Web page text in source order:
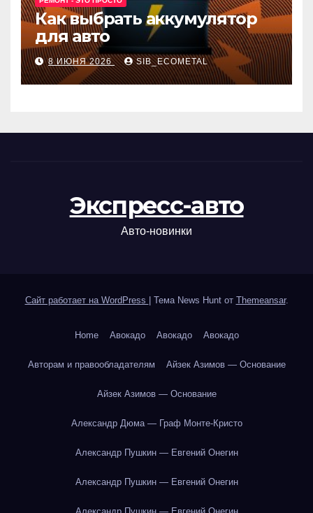
Как выбрать аккумулятор
для авто
8 ИЮНЯ 2026 SIB_ECOMETAL
Экспресс-авто
Авто-новинки
Сайт работает на WordPress Тема News Hunt от Themeansar.
Home Авокадо Авокадо Авокадо
Авторам и правообладателям Айзек Азимов — Основание
Айзек Азимов — Основание
Александр Дюма — Граф Монте-Кристо
Александр Пушкин — Евгений Онегин
Александр Пушкин — Евгений Онегин